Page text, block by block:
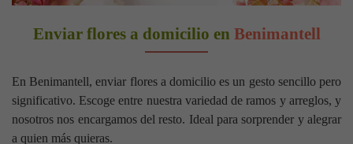
Enviar flores a domicilio en Benimantell
En Benimantell, enviar flores a domicilio es un gesto sencillo pero
significativo. Escoge entre nuestra variedad de ramos y arreglos, y
nosotros nos encargamos del resto. Ideal para sorprender y alegrar
a quien más quieras.